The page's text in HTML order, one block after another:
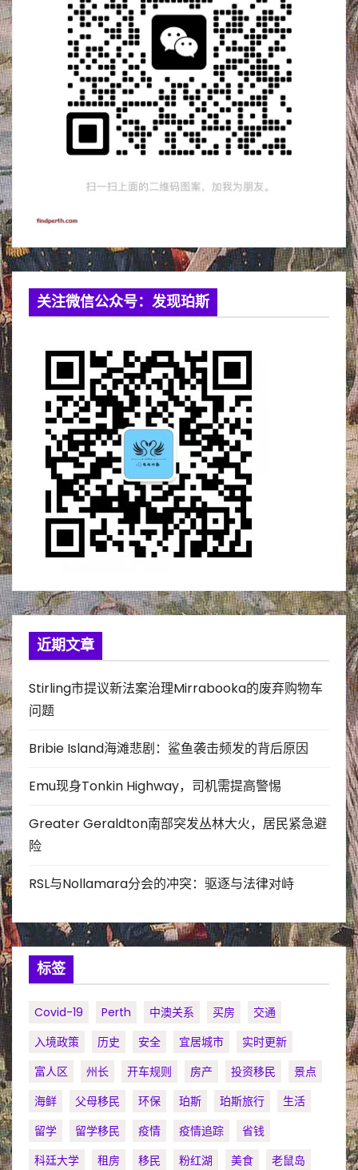
关注微信公众号：发现珀斯
近期文章
Stirling市提议新法案治理Mirrabooka的废弃购物车
问题
Bribie Island海滩悲剧：鲨鱼袭击频发的背后原因
Emu现身Tonkin Highway，司机需提高警惕
Greater Geraldton南部突发丛林大火，居民紧急避
险
RSL与Nollamara分会的冲突：驱逐与法律对峙
标签
Covid-19 Perth 中澳关系 买房
交通
入境政策
历史 安全 宜居城市
实时更新
富人区
州长 开车规则 房产 投资移民
景点
海鲜
父母移民 环保 珀斯 珀斯旅行
生活
留学
留学移民 疫情 疫情追踪
省钱
科廷大学
租房 移民 粉红湖 美食
老鼠岛